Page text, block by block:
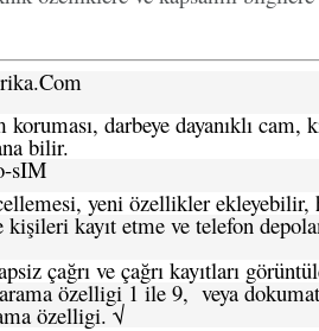
koruması, darbeye dayanıklı cam,
bilir.
sIM
yeni özellikler ekleyebilir,
kişileri kayıt etme ve telefon
çağrı ve çağrı kayıtları
özelligi 1 ile 9, veya
özelligi. √